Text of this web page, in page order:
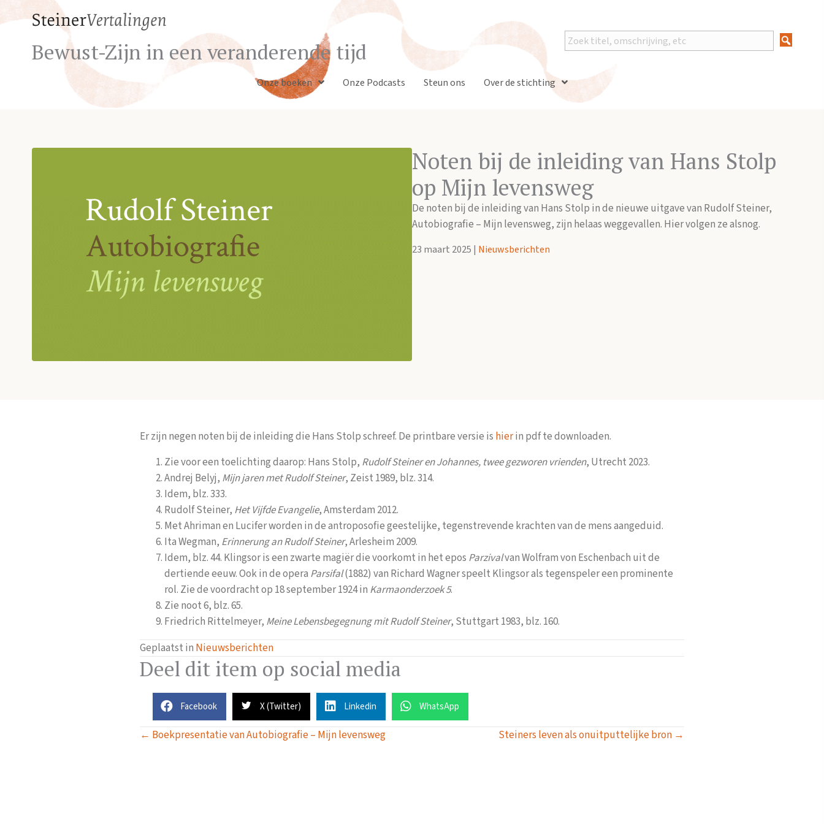
Bewust-Zijn in een veranderende tijd
Onze boeken Onze Podcasts Steun ons Over de stichting
Noten bij de inleiding van Hans Stolp
op Mijn levensweg
De noten bij de inleiding van Hans Stolp in de nieuwe uitgave van Rudolf Steiner,
Autobiografie – Mijn levensweg, zijn helaas weggevallen. Hier volgen ze alsnog.
23 maart 2025 | Nieuwsberichten
Er zijn negen noten bij de inleiding die Hans Stolp schreef. De printbare versie is hierin pdf te downloaden.
Zie voor een toelichting daarop: Hans Stolp, Rudolf Steiner en Johannes, twee gezworen vrienden, Utrecht 2023.
Andrej Belyj, Mijn jaren met Rudolf Steiner, Zeist 1989, blz. 314.
Idem, blz. 333.
Rudolf Steiner, Het Vijfde Evangelie, Amsterdam 2012.
Met Ahriman en Lucifer worden in de antroposofie geestelijke, tegenstrevende krachten van de mens aangeduid.
Ita Wegman, Erinnerung an Rudolf Steiner, Arlesheim 2009.
Idem, blz. 44. Klingsor is een zwarte magiër die voorkomt in het epos Parzivalvan Wolfram von Eschenbach uit de
dertiende eeuw. Ook in de opera Parsifal(1882) van Richard Wagner speelt Klingsor als tegenspeler een prominente
rol. Zie de voordracht op 18 september 1924 in Karmaonderzoek 5.
Zie noot 6, blz. 65.
Friedrich Rittelmeyer, Meine Lebensbegegnung mit Rudolf Steiner, Stuttgart 1983, blz. 160.
Geplaatst in Nieuwsberichten
Deel dit item op social media
Facebook X (Twitter) Linkedin WhatsApp
Posts
← Boekpresentatie van Autobiografie – Mijn levensweg Steiners leven als onuitputtelijke bron →